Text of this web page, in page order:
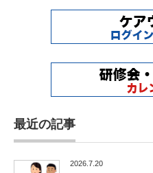
最近の記事
2026.7.20